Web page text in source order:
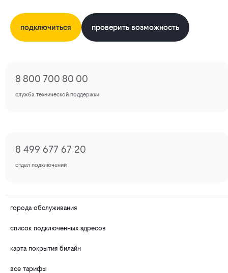
подключиться проверить возможность
8 800 700 80 00
служба технической поддержки
8 499 677 67 20
отдел подключений
города обслуживания
список подключенных адресов
карта покрытия билайн
все тарифы